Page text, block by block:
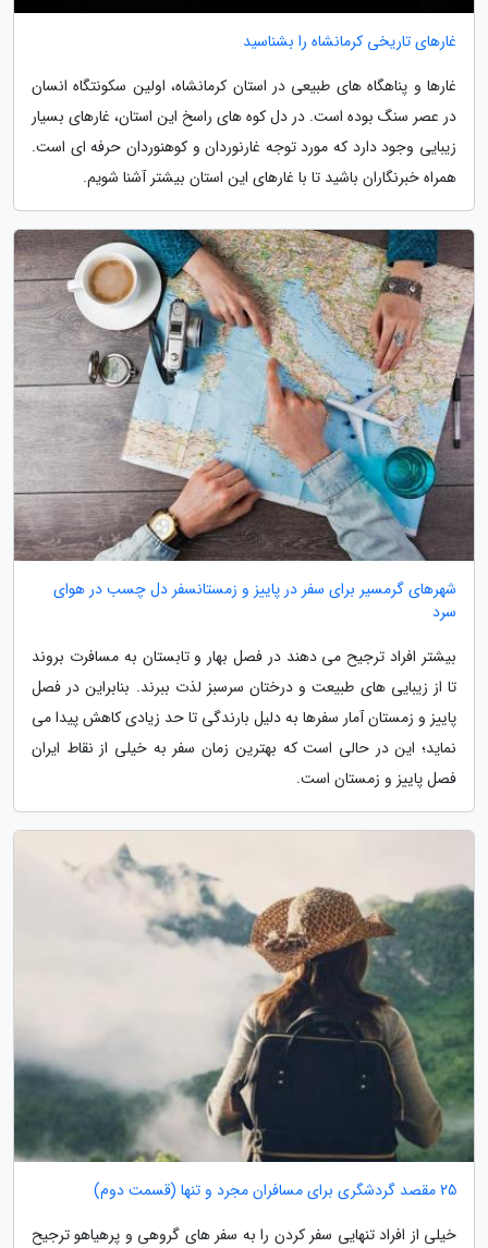
غارهای تاریخی کرمانشاه را بشناسید
غارها و پناهگاه های طبیعی در استان کرمانشاه، اولین سکونتگاه انسان
در عصر سنگ بوده است. در دل کوه های راسخ این استان، غارهای بسیار
زیبایی وجود دارد که مورد توجه غارنوردان و کوهنوردان حرفه ای است.
همراه خبرنگاران باشید تا با غارهای این استان بیشتر آشنا شویم.
شهرهای گرمسیر برای سفر در پاییز و زمستانسفر دل چسب در هوای
سرد
بیشتر افراد ترجیح می دهند در فصل بهار و تابستان به مسافرت بروند
تا از زیبایی های طبیعت و درختان سرسبز لذت ببرند. بنابراین در فصل
پاییز و زمستان آمار سفرها به دلیل بارندگی تا حد زیادی کاهش پیدا می
نماید؛ این در حالی است که بهترین زمان سفر به خیلی از نقاط ایران
فصل پاییز و زمستان است.
25 مقصد گردشگری برای مسافران مجرد و تنها (قسمت دوم)
خیلی از افراد تنهایی سفر کردن را به سفر های گروهی و پرهیاهو ترجیح